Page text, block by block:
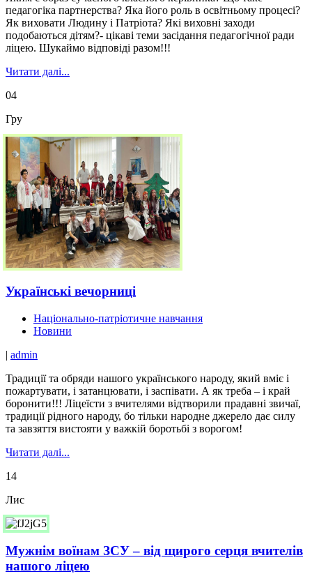
педагогіка партнерства? Яка його роль в освітньому процесі?
Як виховати Людину і Патріота? Які виховні заходи
подобаються дітям?- цікаві теми засідання педагогічної ради
ліцею. Шукаймо відповіді разом!!!
Читати далі...
04
Гру
Українські вечорниці
Національно-патріотичне навчання
Новини
| admin
Традиції та обряди нашого українського народу, який вміє і
пожартувати, і затанцювати, і заспівати. А як треба – і край
боронити!!! Ліцеїсти з вчителями відтворили прадавні звичаї,
традиції рідного народу, бо тільки народне джерело дає силу
та завзяття вистояти у важкій боротьбі з ворогом!
Читати далі...
14
Лис
Мужнім воїнам ЗСУ – від щирого серця вчителів
нашого ліцею